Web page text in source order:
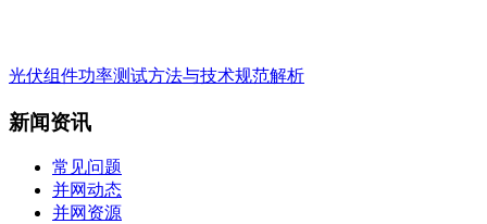
光伏组件功率测试方法与技术规范解析
新闻资讯
常见问题
并网动态
并网资源